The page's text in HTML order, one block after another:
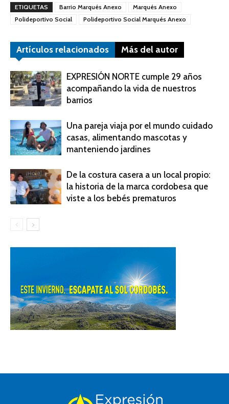
ETIQUETAS Barrio Marqués Anexo
Marqués Anexo
Polideportivo Social
Polideportivo Social Marqués Anexo
Artículos relacionados Más del autor
EXPRESIÓN NORTE cumple 29 años
acompañando la vida de nuestros
barrios
Una pareja viaja por el mundo cuidado
casas, alimentando mascotas y
manteniendo jardines
De la costura casera a un local propio:
la historia de la marca cordobesa que
viste a los bebés prematuros